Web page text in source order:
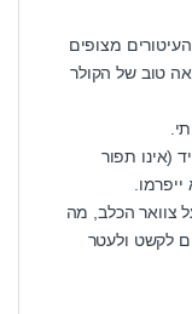
העיטורים מצופים
טוב של הקולר
(אינו תפור
צוואר הכלב, מה
לקשט ולעטר